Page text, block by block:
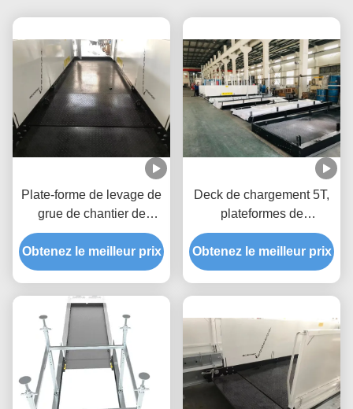
Plate-forme de levage de
grue de chantier de
construction de grande
hauteur rétractable 2600
mm Largeur MLP2600
Obtenez le meilleur prix
Deck de chargement 5T,
plateformes de
chargement 5,3m pour les
bâtiments MLP3200-H
Obtenez le meilleur prix